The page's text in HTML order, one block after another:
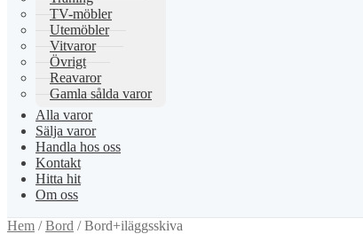
TV-möbler
Utemöbler
Vitvaror
Övrigt
Reavaror
Gamla sålda varor
Alla varor
Sälja varor
Handla hos oss
Kontakt
Hitta hit
Om oss
Hem /Bord /Bord+iläggsskiva